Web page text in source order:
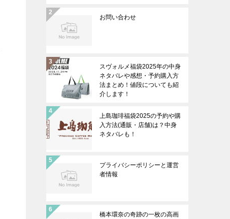
お問い合わせ
スヴォルメ福袋2025年の中身
ネタバレや感想・予約購入方
法まとめ！値段についても紹
介します！
上島珈琲福袋2025の予約や購
入方法(通販・店舗)は？中身
ネタバレも！
プライバシーポリシーと運営
者情報
橋本環奈の奇跡の一枚の高画